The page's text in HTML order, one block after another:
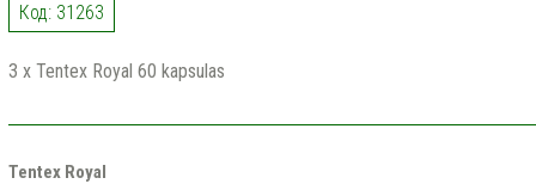
Код: 31263
3 x Tentex Royal 60 kapsulas
Tentex Royal